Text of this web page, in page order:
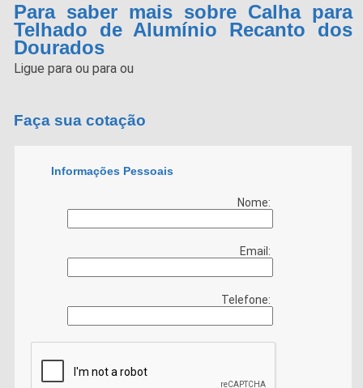
Para saber mais sobre Calha para
Telhado de Alumínio Recanto dos
Dourados
Ligue paraou paraou
Faça sua cotação
Informações Pessoais
Nome:
Email:
Telefone: